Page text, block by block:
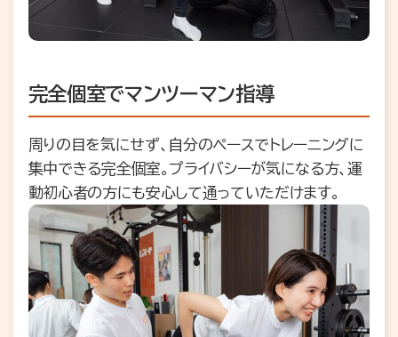
完全個室でマンツーマン指導
周りの目を気にせず、自分のペースでトレーニングに
集中できる完全個室。プライバシーが気になる方、運
動初心者の方にも安心して通っていただけます。